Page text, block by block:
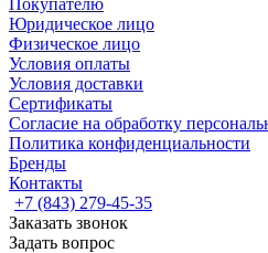
Покупателю
Юридическое лицо
Физическое лицо
Условия оплаты
Условия доставки
Сертификаты
Согласие на обработку
Политика конфиденциальности
Бренды
Контакты
+7 (843) 279-45-35
Заказать звонок
Задать вопрос